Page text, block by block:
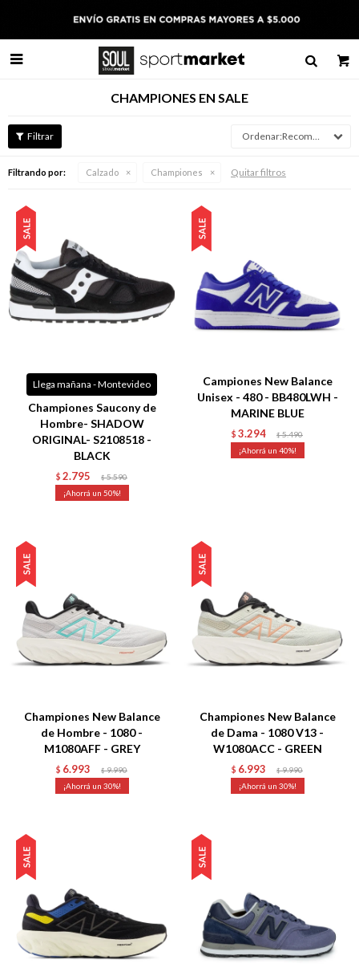

CHAMPIONES EN SALE
Recomendados
Filtrando por: Calzado Championes Quitar filtros
Llega mañana - Montevideo
Championes Saucony de
Hombre- SHADOW
ORIGINAL- S2108518 -
BLACK
$ 2.795 $ 5.590
50
Campiones New Balance
Unisex - 480 - BB480LWH -
MARINE BLUE
$ 3.294 $ 5.490
40
Championes New Balance
de Hombre - 1080 -
M1080AFF - GREY
$ 6.993 $ 9.990
30
Championes New Balance
de Dama - 1080 V13 -
W1080ACC - GREEN
$ 6.993 $ 9.990
30